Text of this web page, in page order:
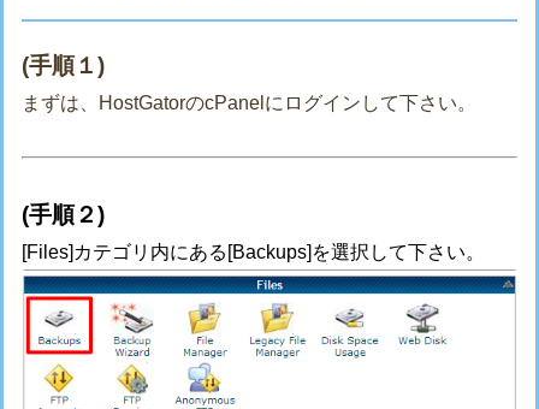
(手順１)
まずは、HostGatorのcPanelにログインして下さい。
(手順２)
[Files]カテゴリ内にある[Backups]を選択して下さい。